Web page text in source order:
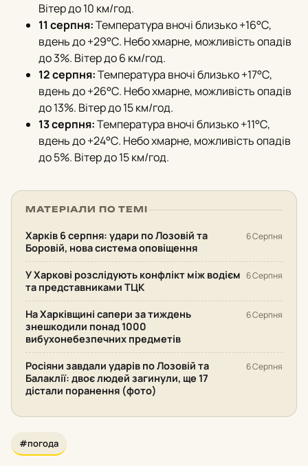
Вітер до 10 км/год.
11 серпня:Температура вночі близько +16°С,
вдень до +29°С. Небо хмарне, можливість опадів
до 3%. Вітер до 6 км/год.
12 серпня:Температура вночі близько +17°С,
вдень до +26°С. Небо хмарне, можливість опадів
до 13%. Вітер до 15 км/год.
13 серпня:Температура вночі близько +11°С,
вдень до +24°С. Небо хмарне, можливість опадів
до 5%. Вітер до 15 км/год.
МАТЕРІАЛИ ПО ТЕМІ
Харків 6 серпня: удари по Лозовій та
Боровій, нова система оповіщення
6 Серпня
У Харкові розслідують конфлікт між водієм
та представниками ТЦК
6 Серпня
На Харківщині сапери за тиждень
знешкодили понад 1000
вибухонебезпечних предметів
6 Серпня
Росіяни завдали ударів по Лозовій та
Балаклії: двоє людей загинули, ще 17
дістали поранення (фото)
6 Серпня
#погода